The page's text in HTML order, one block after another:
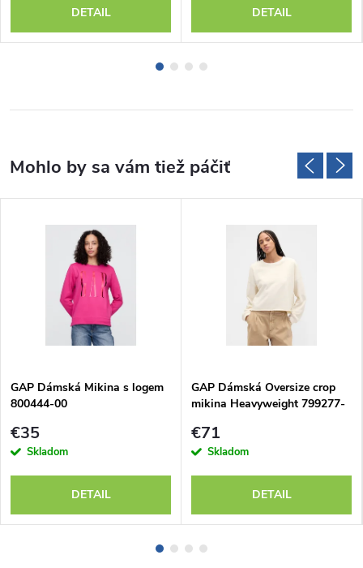
DETAIL DETAIL
GAP Dámská Mikina s logem
800444-00
€35
Skladom
DETAIL
GAP Dámská Oversize crop
mikina Heavyweight 799277-
€71
Skladom
DETAIL